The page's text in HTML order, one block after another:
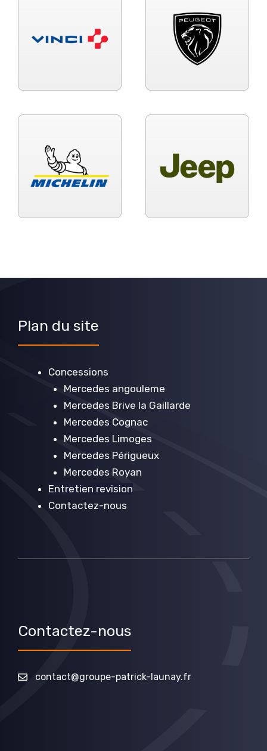
Plan du site
Concessions
Mercedes angouleme
Mercedes Brive la Gaillarde
Mercedes Cognac
Mercedes Limoges
Mercedes Périgueux
Mercedes Royan
Entretien revision
Contactez-nous
Contactez-nous
contact@groupe-patrick-launay.fr